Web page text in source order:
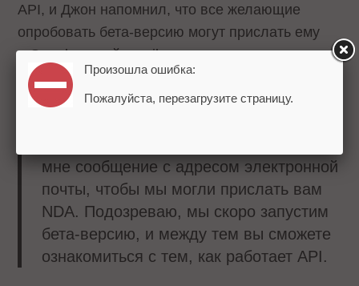
API, и Джон напомнил, что все желающие
опробовать бета-версию могут прислать ему
в Google+ свой email.
Мы работаем над переносом этого API
мне сообщение с адресом электронной
почты, чтобы мы могли прислать вам
NDA. Подозреваю, мы скоро запустим
бета-версию, и между тем вы сможете
ознакомиться с тем, как работает API.
Произошла ошибка:
Пожалуйста, перезагрузите страницу.